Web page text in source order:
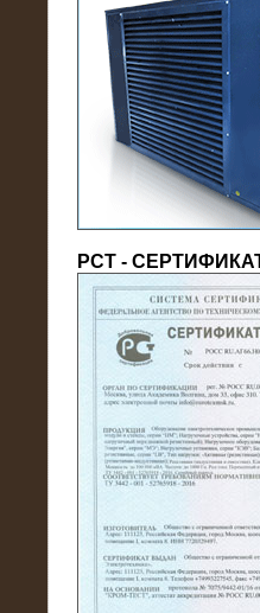
17.10.2016
Резистивный
нагрузочный
(напряжение 6/10 кВ)
21.08.2016
На
модули 20 МВт (0,4
РСТ -